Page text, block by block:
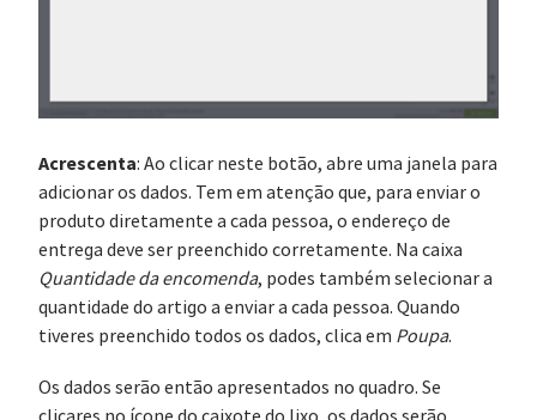
Acrescenta: Ao clicar neste botão, abre uma janela para
adicionar os dados. Tem em atenção que, para enviar o
produto diretamente a cada pessoa, o endereço de
entrega deve ser preenchido corretamente. Na caixa
Quantidade da encomenda, podes também selecionar a
quantidade do artigo a enviar a cada pessoa. Quando
tiveres preenchido todos os dados, clica em Poupa.
Os dados serão então apresentados no quadro. Se